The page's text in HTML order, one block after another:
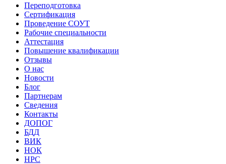
Переподготовка
Сертификация
Проведение СОУТ
Рабочие специальности
Аттестация
Повышение квалификации
Отзывы
О нас
Новости
Блог
Партнерам
Сведения
Контакты
ДОПОГ
БДД
ВИК
НОК
НРС